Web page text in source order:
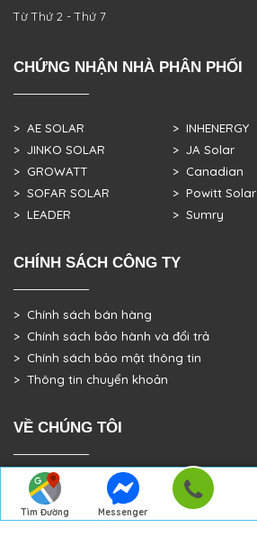
Tìm Đường
Messenger
Từ Thứ 2 - Thứ 7
CHỨNG NHẬN NHÀ PHÂN PHỐI
> AE SOLAR
> JINKO SOLAR
> GROWATT
> SOFAR SOLAR
> LEADER
> INHENERGY
> JA Solar
> Canadian
> Powitt Solar
> Sumry
CHÍNH SÁCH CÔNG TY
> Chính sách bán hàng
> Chính sách bảo hành và đổi trả
> Chính sách bảo mật thông tin
> Thông tin chuyển khoản
VỀ CHÚNG TÔI
> GIỚI THIỆU
> TRANG CHỦ
> DỰ ÁN THỰC TẾ